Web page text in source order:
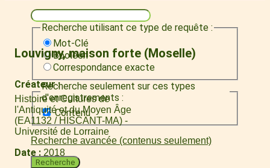
Recherche utilisant ce type de requête :
Mot-Clé
Booléen
Correspondance exacte
Recherche seulement sur ces types
d'enregistrements :
Contenu
Recherche avancée (contenus seulement)
Recherche
Louvigny, maison forte (Moselle)
Créateur
Histoire et Cultures de
l'Antiquité et du Moyen Âge
(EA1132 / HISCANT-MA) -
Université de Lorraine
Date 2018